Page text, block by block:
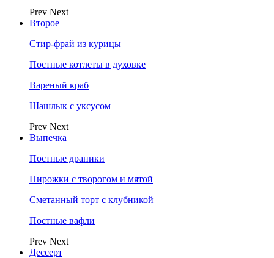
Prev Next
Второе
Стир-фрай из курицы
Постные котлеты в духовке
Вареный краб
Шашлык с уксусом
Prev Next
Выпечка
Постные драники
Пирожки с творогом и мятой
Сметанный торт с клубникой
Постные вафли
Prev Next
Дессерт